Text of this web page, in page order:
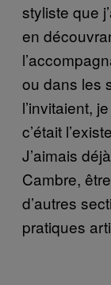
styliste que
en
ou dans les
l’invitaient,
c’était
J’aimais
Cambre,
d’autres
pratiques